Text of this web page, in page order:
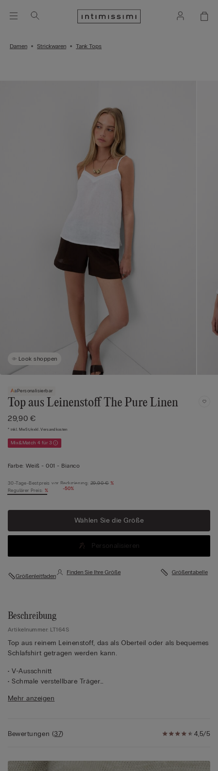
Damen Strickwaren Tank Tops
Look shoppen
Personalisierbar
Top aus Leinenstoff The Pure Linen
29,90 €
* inkl. MwSt./exkl. Versandkosten
Mix&Match 4 für 3
Farbe: Weiß -001 - Bianco
-50%
30-Tage-Bestpreis vor Reduzierung: 29,90 € %
Regulärer Preis: %
Wählen Sie die Größe
Personalisieren
Größenleitfaden
Finden Sie Ihre Größe Größentabelle
Beschreibung
Artikelnummer: LT164S
Top aus reinem Leinenstoff, das als Oberteil oder als bequemes
Schlafshirt getragen werden kann.
• V-Ausschnitt
• Schmale verstellbare Träger
• Normale Passform
Mehr anzeigen
4,5/5
Bewertungen (37)